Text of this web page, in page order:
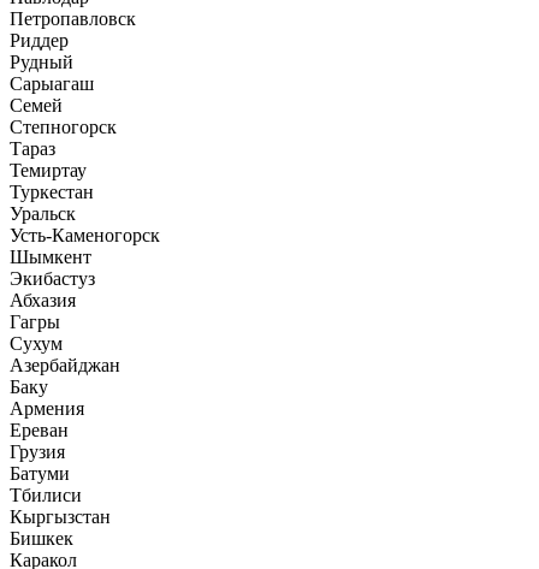
Петропавловск
Риддер
Рудный
Сарыагаш
Семей
Степногорск
Тараз
Темиртау
Туркестан
Уральск
Усть-Каменогорск
Шымкент
Экибастуз
Абхазия
Гагры
Сухум
Азербайджан
Баку
Армения
Ереван
Грузия
Батуми
Тбилиси
Кыргызстан
Бишкек
Каракол